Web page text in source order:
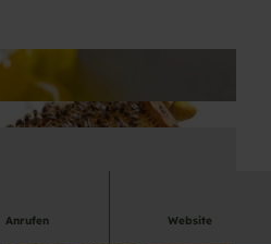
Anrufen Website